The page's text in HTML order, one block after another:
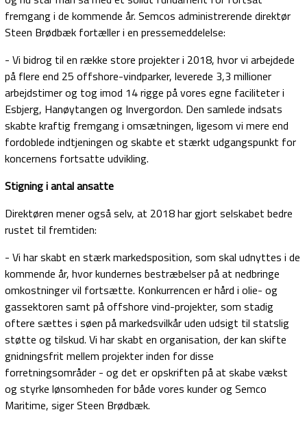
fremgang i de kommende år. Semcos administrerende direktør
Steen Brødbæk fortæller i en pressemeddelelse:
- Vi bidrog til en række store projekter i 2018, hvor vi arbejdede
på flere end 25 offshore-vindparker, leverede 3,3 millioner
arbejdstimer og tog imod 14 rigge på vores egne faciliteter i
Esbjerg, Hanøytangen og Invergordon. Den samlede indsats
skabte kraftig fremgang i omsætningen, ligesom vi mere end
fordoblede indtjeningen og skabte et stærkt udgangspunkt for
koncernens fortsatte udvikling.
Stigning i antal ansatte
Direktøren mener også selv, at 2018 har gjort selskabet bedre
rustet til fremtiden:
- Vi har skabt en stærk markedsposition, som skal udnyttes i de
kommende år, hvor kundernes bestræbelser på at nedbringe
omkostninger vil fortsætte. Konkurrencen er hård i olie- og
gassektoren samt på offshore vind-projekter, som stadig
oftere sættes i søen på markedsvilkår uden udsigt til statslig
støtte og tilskud. Vi har skabt en organisation, der kan skifte
gnidningsfrit mellem projekter inden for disse
forretningsområder - og det er opskriften på at skabe vækst
og styrke lønsomheden for både vores kunder og Semco
Maritime, siger Steen Brødbæk.